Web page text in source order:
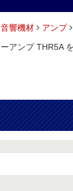
響機材 アンプ
アンプ THR5A